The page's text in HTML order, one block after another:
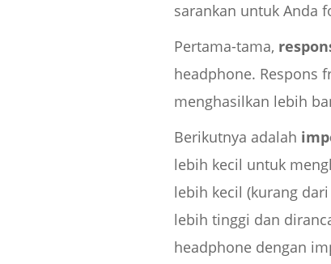
sarankan untuk Anda
Pertama-tama,
headphone. Respons
menghasilkan lebih
Berikutnya adalah
lebih kecil untuk
lebih kecil (kurang
lebih tinggi dan
headphone dengan